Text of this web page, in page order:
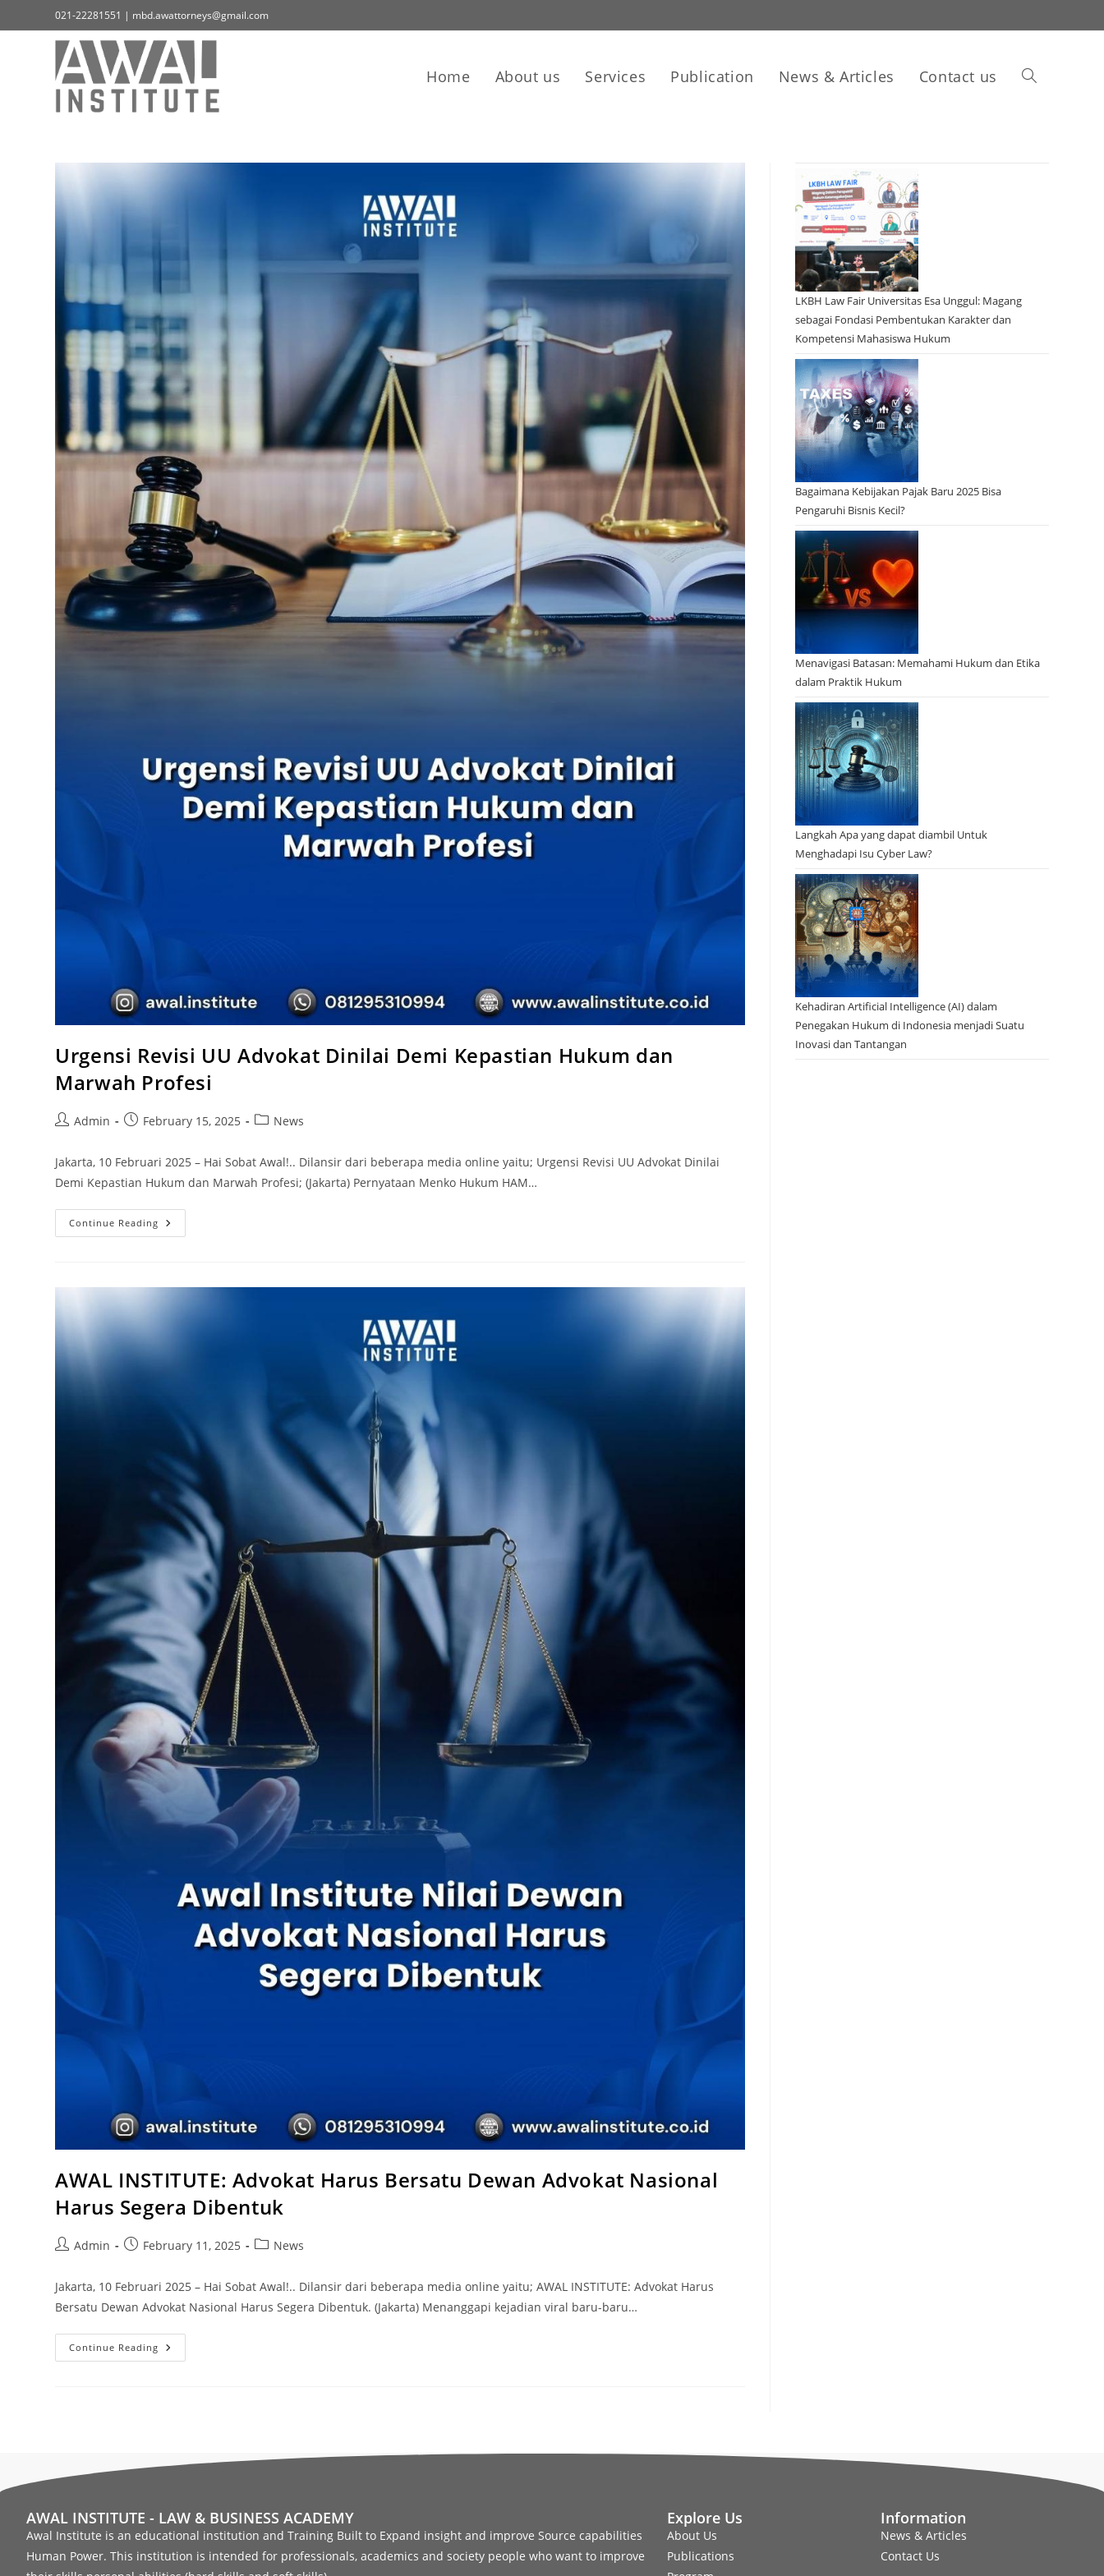
021-22281551 | mbd.awattorneys@gmail.com
Home About us Services Publication News & Articles Contact us
Urgensi Revisi UU Advokat Dinilai Demi Kepastian Hukum dan
Marwah Profesi
Admin February 15, 2025 News
Jakarta, 10 Februari 2025 – Hai Sobat Awal!.. Dilansir dari beberapa media online yaitu; Urgensi Revisi UU Advokat Dinilai
Demi Kepastian Hukum dan Marwah Profesi; (Jakarta) Pernyataan Menko Hukum HAM…
Continue Reading
AWAL INSTITUTE: Advokat Harus Bersatu Dewan Advokat Nasional
Harus Segera Dibentuk
Admin February 11, 2025 News
Jakarta, 10 Februari 2025 – Hai Sobat Awal!.. Dilansir dari beberapa media online yaitu; AWAL INSTITUTE: Advokat Harus
Bersatu Dewan Advokat Nasional Harus Segera Dibentuk. (Jakarta) Menanggapi kejadian viral baru-baru…
Continue Reading
LKBH Law Fair Universitas Esa Unggul: Magang
sebagai Fondasi Pembentukan Karakter dan
Kompetensi Mahasiswa Hukum
Bagaimana Kebijakan Pajak Baru 2025 Bisa
Pengaruhi Bisnis Kecil?
Menavigasi Batasan: Memahami Hukum dan Etika
dalam Praktik Hukum
Langkah Apa yang dapat diambil Untuk
Menghadapi Isu Cyber Law?
Kehadiran Artificial Intelligence (AI) dalam
Penegakan Hukum di Indonesia menjadi Suatu
Inovasi dan Tantangan
AWAL INSTITUTE - LAW & BUSINESS ACADEMY
Awal Institute is an educational institution and Training Built to Expand insight and improve Source capabilities
Human Power. This institution is intended for professionals, academics and society people who want to improve
Explore Us
About Us
Publications
Information
News & Articles
Contact Us